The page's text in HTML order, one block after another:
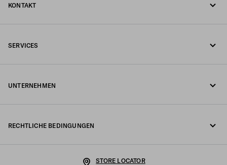
KONTAKT
SERVICES
UNTERNEHMEN
RECHTLICHE BEDINGUNGEN
STORE LOCATOR